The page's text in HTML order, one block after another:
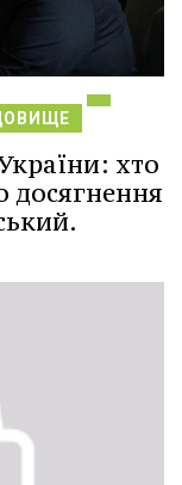
хто
досягнення